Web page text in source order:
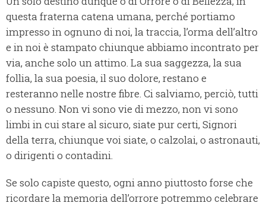
questa fraterna catena umana, perché portiamo
impresso in ognuno di noi, la traccia, l’orma dell’altro
e in noi è stampato chiunque abbiamo incontrato per
via, anche solo un attimo. La sua saggezza, la sua
follia, la sua poesia, il suo dolore, restano e
resteranno nelle nostre fibre. Ci salviamo, perciò, tutti
o nessuno. Non vi sono vie di mezzo, non vi sono
limbi in cui stare al sicuro, siate pur certi, Signori
della terra, chiunque voi siate, o calzolai, o astronauti,
o dirigenti o contadini.
Se solo capiste questo, ogni anno piuttosto forse che
ricordare la memoria dell’orrore potremmo celebrare